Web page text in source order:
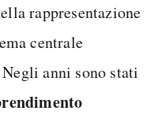
rappresentazione
centrale
anni sono stati